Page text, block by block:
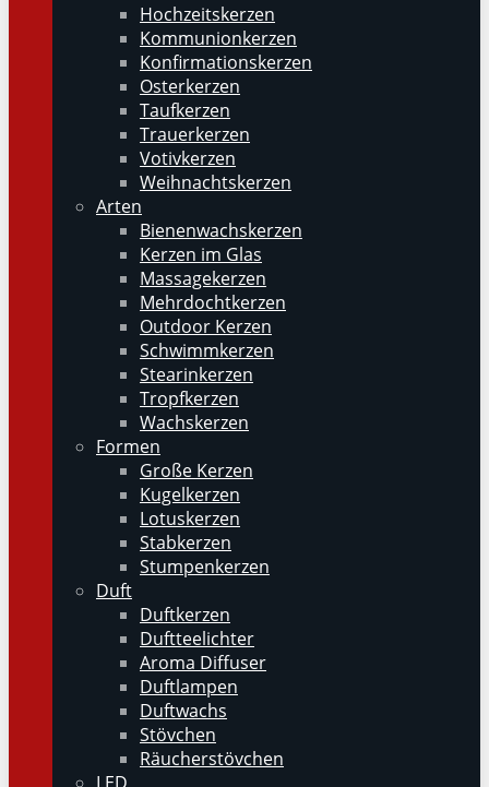
Hochzeitskerzen
Kommunionkerzen
Konfirmationskerzen
Osterkerzen
Taufkerzen
Trauerkerzen
Votivkerzen
Weihnachtskerzen
Arten
Bienenwachskerzen
Kerzen im Glas
Massagekerzen
Mehrdochtkerzen
Outdoor Kerzen
Schwimmkerzen
Stearinkerzen
Tropfkerzen
Wachskerzen
Formen
Große Kerzen
Kugelkerzen
Lotuskerzen
Stabkerzen
Stumpenkerzen
Duft
Duftkerzen
Duftteelichter
Aroma Diffuser
Duftlampen
Duftwachs
Stövchen
Räucherstövchen